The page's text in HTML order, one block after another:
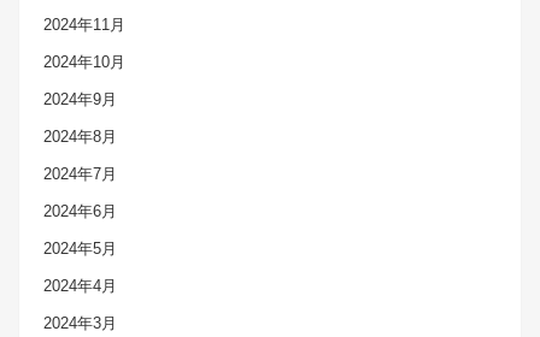
2024年11月
2024年10月
2024年9月
2024年8月
2024年7月
2024年6月
2024年5月
2024年4月
2024年3月